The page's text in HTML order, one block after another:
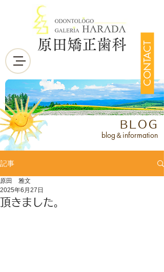
CONTACT
原田矯正歯科
BLOG
blog＆information
記事
頂きました。
原田 雅文
2025年6月27日